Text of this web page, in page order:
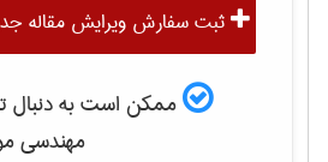
ثبت سفارش ویرایش مقاله
ممکن است به دنبال
مهندسی